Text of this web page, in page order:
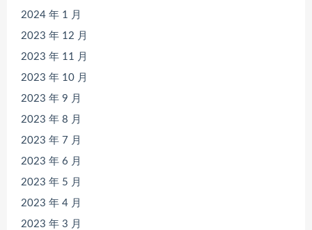
2024 年 1 月
2023 年 12 月
2023 年 11 月
2023 年 10 月
2023 年 9 月
2023 年 8 月
2023 年 7 月
2023 年 6 月
2023 年 5 月
2023 年 4 月
2023 年 3 月